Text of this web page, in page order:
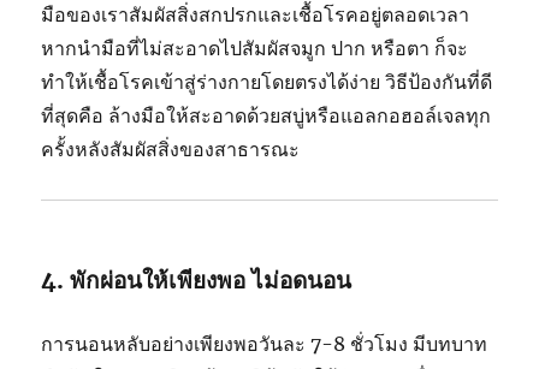
มือของเราสัมผัสสิ่งสกปรกและเชื้อโรคอยู่ตลอดเวลา
หากนำมือที่ไม่สะอาดไปสัมผัสจมูกปากหรือตา ก็จะ
ทำให้เชื้อโรคเข้าสู่ร่างกายโดยตรงได้ง่ายวิธีป้องกันที่ดี
ที่สุดคือ ล้างมือให้สะอาดด้วยสบู่หรือแอลกอฮอล์เจลทุก
ครั้งหลังสัมผัสสิ่งของสาธารณะ
4.พักผ่อนให้เพียงพอไม่อดนอน
การนอนหลับอย่างเพียงพอวันละ7-8 ชั่วโมง มีบทบาท